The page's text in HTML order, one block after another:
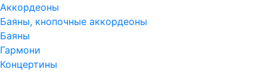
Аккордеоны
Баяны, кнопочные аккордеоны
Баяны
Гармони
Концертины